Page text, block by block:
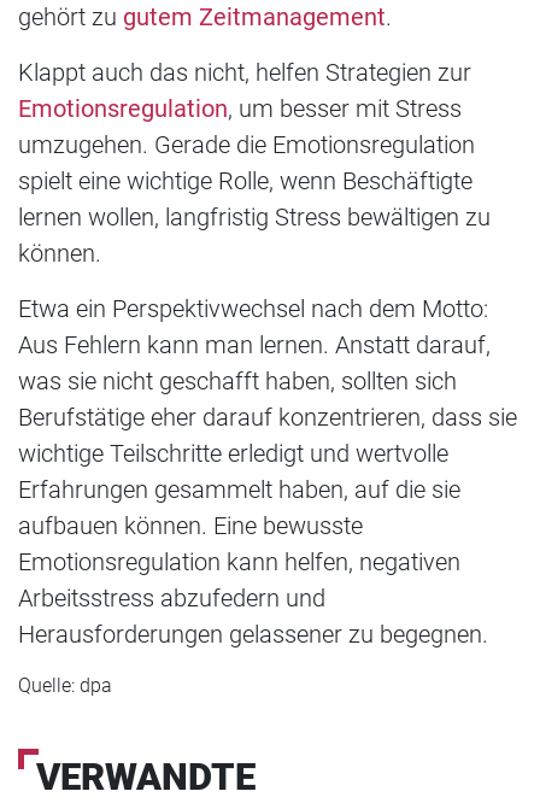
gehört zu gutem Zeitmanagement.
Klappt auch das nicht, helfen Strategien zur
Emotionsregulation, um besser mit Stress
umzugehen. Gerade die Emotionsregulation
spielt eine wichtige Rolle, wenn Beschäftigte
lernen wollen, langfristig Stress bewältigen zu
können.
Etwa ein Perspektivwechsel nach dem Motto:
Aus Fehlern kann man lernen. Anstatt darauf,
was sie nicht geschafft haben, sollten sich
Berufstätige eher darauf konzentrieren, dass sie
wichtige Teilschritte erledigt und wertvolle
Erfahrungen gesammelt haben, auf die sie
aufbauen können. Eine bewusste
Emotionsregulation kann helfen, negativen
Arbeitsstress abzufedern und
Herausforderungen gelassener zu begegnen.
Quelle: dpa
VERWANDTE